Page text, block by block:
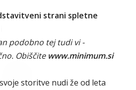
strani spletne
podobno tej tudi vi -
Obiščite www.minimum.si
storitve nudi že od leta